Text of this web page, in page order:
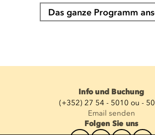
Das ganze Programm
Info und Buchung
(+352) 27 54 - 5010 ou -
Email senden
Folgen Sie uns